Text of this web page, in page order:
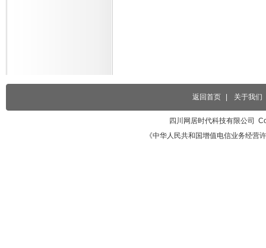
返回首页 关于我们
四川网居时代科技有限公司
《中华人民共和国增值电信业务经